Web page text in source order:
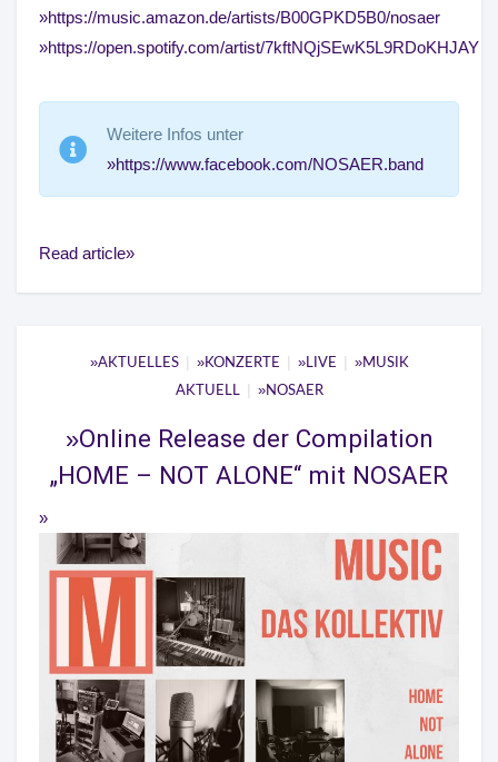
https://music.amazon.de/artists/B00GPKD5B0/nosaer
https://open.spotify.com/artist/7kftNQjSEwK5L9RDoKHJAY
Weitere Infos unter
https://www.facebook.com/NOSAER.band
Read article
AKTUELLES | KONZERTE | LIVE |
MUSIK
AKTUELL | NOSAER
Online Release der Compilation
„HOME – NOT ALONE“ mit NOSAER